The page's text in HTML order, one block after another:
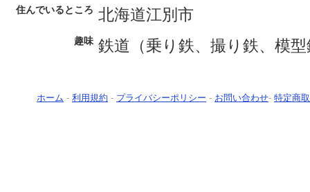
住んでいるところ 北海道江別市
趣味 鉄道（乗り鉄、撮り鉄、模
ホーム - 利用規約 - プライバシーポリシー - お問い合わせ- 特定商